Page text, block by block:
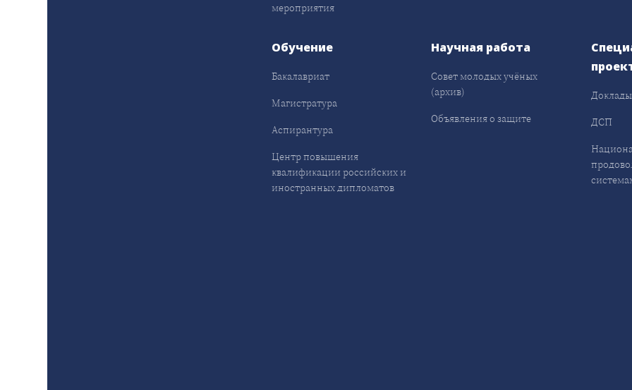
мероприятия
Обучение
Бакалавриат
Магистратура
Аспирантура
Центр повышения
квалификации российских и
иностранных дипломатов
Научная работа
Совет молодых учёных
(архив)
Объявления о защите
Доклады
ДСП